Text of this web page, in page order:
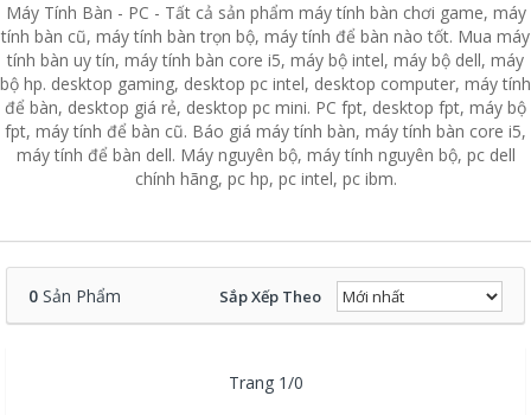
Máy Tính Bàn - PC - Tất cả sản phẩm máy tính bàn chơi game, máy
tính bàn cũ, máy tính bàn trọn bộ, máy tính để bàn nào tốt. Mua máy
tính bàn uy tín, máy tính bàn core i5, máy bộ intel, máy bộ dell, máy
bộ hp. desktop gaming, desktop pc intel, desktop computer, máy tính
để bàn, desktop giá rẻ, desktop pc mini. PC fpt, desktop fpt, máy bộ
fpt, máy tính để bàn cũ. Báo giá máy tính bàn, máy tính bàn core i5,
máy tính để bàn dell. Máy nguyên bộ, máy tính nguyên bộ, pc dell
chính hãng, pc hp, pc intel, pc ibm.
0 Sản Phẩm Sắp Xếp Theo
Trang 1/0